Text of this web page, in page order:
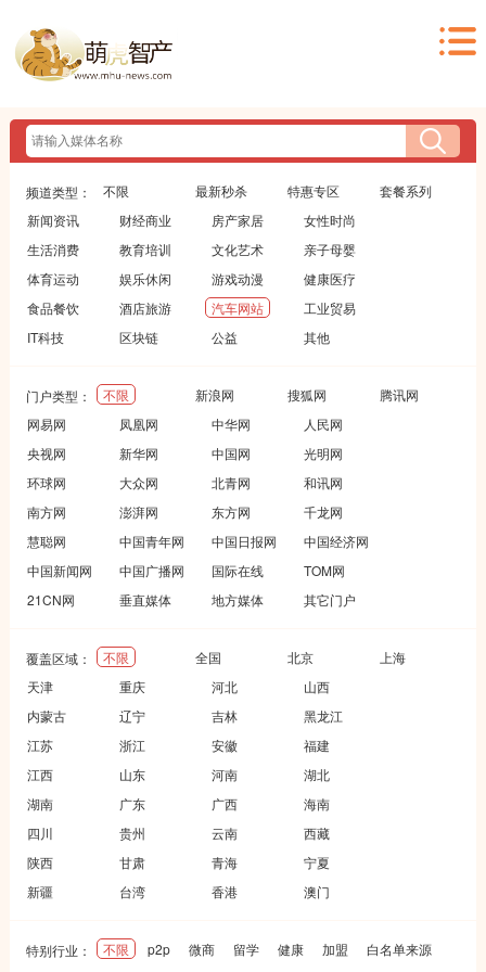
频道类型： 不限 最新秒杀 特惠专区
套餐系列
新闻资讯
财经商业 房产家居
女性时尚
生活消费
教育培训 文化艺术
亲子母婴
体育运动
娱乐休闲 游戏动漫
健康医疗
食品餐饮
酒店旅游 汽车网站
工业贸易
IT科技
区块链 公益 其他
门户类型： 不限 新浪网 搜狐网
腾讯网
网易网
凤凰网 中华网
人民网
央视网
新华网 中国网
光明网
环球网
大众网 北青网
和讯网
南方网
澎湃网 东方网
千龙网
慧聪网
中国青年网 中国日报网
中国经济网
中国新闻网
中国广播网 国际在线
TOM网
21CN网
垂直媒体 地方媒体 其它门户
覆盖区域： 不限 全国 北京
上海
天津
重庆 河北
山西
内蒙古
辽宁 吉林
黑龙江
江苏
浙江 安徽
福建
江西
山东 河南
湖北
湖南
广东 广西
海南
四川
贵州 云南
西藏
陕西
甘肃 青海
宁夏
新疆
台湾 香港 澳门
特别行业： 不限 p2p 微商 留学 健康 加盟
白名单来源